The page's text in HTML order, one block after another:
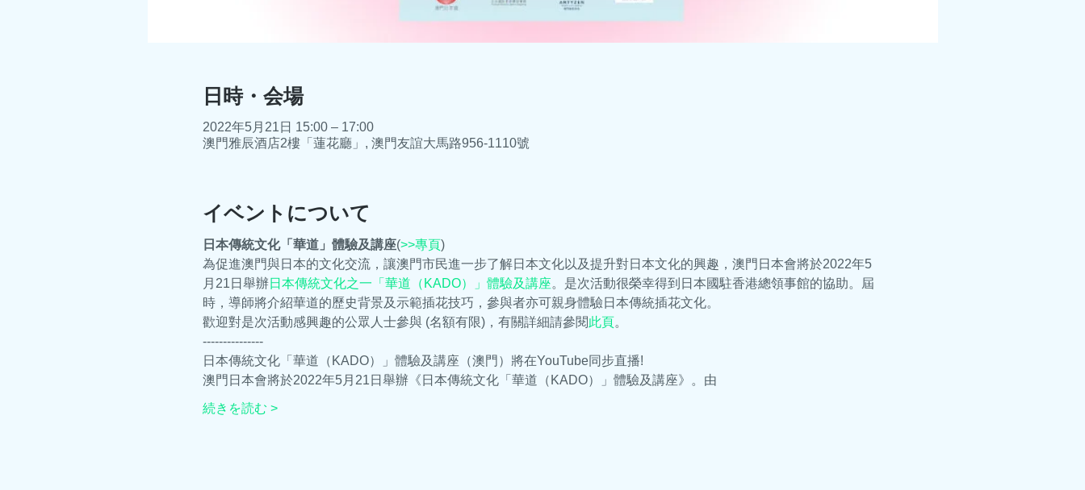
日時・会場
2022年5月21日 15:00 – 17:00
澳門雅辰酒店2樓「蓮花廳」, 澳門友誼大馬路956-1110號
イベントについて
日本傳統文化「華道」體驗及講座(>>專頁)
為促進澳門與日本的文化交流，讓澳門市民進一步了解日本文化以及提升對日本文化的興趣，澳門日本會將於2022年5
月21日舉辦日本傳統文化之一「華道（KADO）」體驗及講座。是次活動很榮幸得到日本國駐香港總領事館的協助。屆
時，導師將介紹華道的歷史背景及示範插花技巧，參與者亦可親身體驗日本傳統插花文化。
歡迎對是次活動感興趣的公眾人士參與 (名額有限)，有關詳細請參閱此頁。
---------------
日本傳統文化「華道（KADO）」體驗及講座（澳門）將在YouTube同步直播!
澳門日本會將於2022年5月21日舉辦《日本傳統文化「華道（KADO）」體驗及講座》。由
続きを読む >